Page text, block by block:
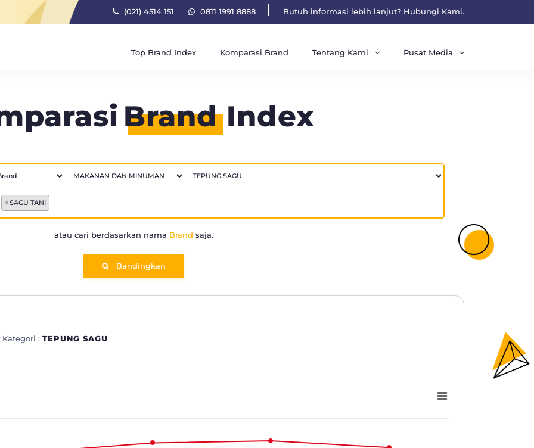
(021) 4514 151 0811 1991 8888 Butuh informasi lebih lanjut? Hubungi Kami.
Top Brand Index Komparasi Brand Tentang Kami Pusat Media
Brand Index
×SAGU TANI
atau cari berdasarkan nama Brand saja.
Bandingkan
Kategori : TEPUNG SAGU